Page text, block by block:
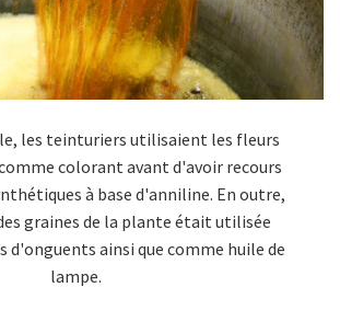
les teinturiers utilisaient les fleurs
colorant avant d'avoir recours
à base d'anniline. En outre,
graines de la plante était utilisée
d'onguents ainsi que comme huile de
lampe.